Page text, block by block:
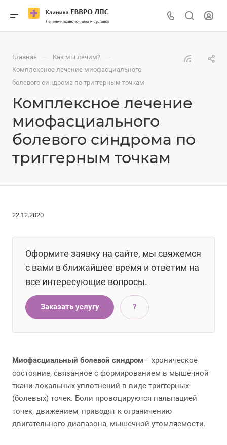
Главная — Как мы лечим? —
Комплексное лечение миофасциального
болевого синдрома по триггерным точкам
Комплексное лечение
миофасциального
болевого синдрома по
триггерным точкам
22.12.2020
Оформите заявку на сайте, мы свяжемся
с вами в ближайшее время и ответим на
все интересующие вопросы.
Заказать услугу ?
Миофасциальный болевой синдром— хроническое
состояние, связанное с формированием в мышечной
ткани локальных уплотнений в виде триггерных
(болевых) точек. Боли провоцируются пальпацией
точек, движением, приводят к ограничению
двигательного диапазона, мышечной утомляемости.